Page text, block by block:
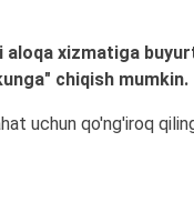
aloqa xizmatiga
chiqish mumkin.
uchun qo'ng'iroq